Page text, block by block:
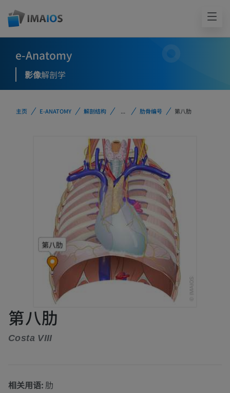
e-Anatomy
影像解剖学
主页 E-ANATOMY 解剖结构 ... 肋骨编号 第八肋
第八肋
Costa VIII
相关用语: 肋